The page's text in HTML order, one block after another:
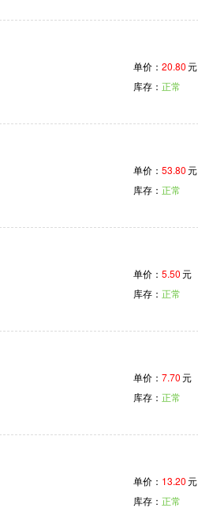
单价： 20.80元
库存： 正常
单价： 53.80元
库存： 正常
单价： 5.50元
库存： 正常
单价： 7.70元
库存： 正常
单价： 13.20元
库存： 正常